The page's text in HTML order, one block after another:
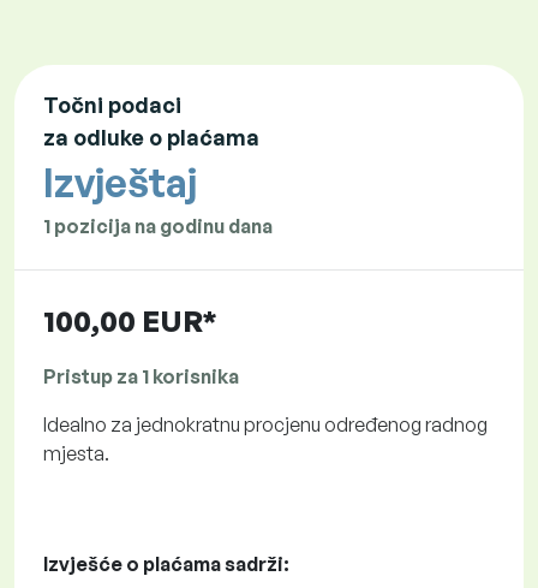
Točni podaci
za odluke o plaćama
Izvještaj
1 pozicija na godinu dana
100,00 EUR*
Pristup za 1 korisnika
Idealno za jednokratnu procjenu određenog radnog
mjesta.
Izvješće o plaćama sadrži: